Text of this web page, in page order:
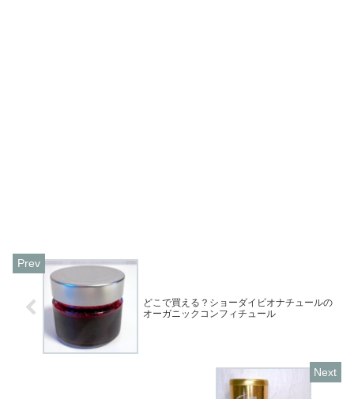
どこで買える？ショーダイビオナチュールの
オーガニックコンフィチュール